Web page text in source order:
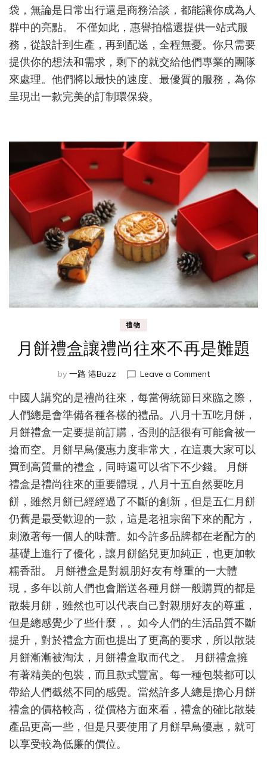
袋
訂
制
服
務
袋，無論是日常出行還是商務洽談，都能讓你成為人
群中的亮點。 不僅如此，惠譽拍檔還提供一站式服
務，從設計到生產，再到配送，全程無憂。你只需要
提供你的想法和需求，剩下的就交給他們專業的團隊
來處理。他們將以最快的速度、最優質的服務，為你
呈現出一款完美的訂制環保袋。
禮物
月餅禮盒讓禮尚往來不再是難題
by 一路 港Buzz Leave a Commenton
餅
禮
讓
禮
尚
往
來
不
再
是
難
題
中國人講究的是禮尚往來，每當傳統節日來臨之際，
人們總是會準備各種各樣的禮品。八月十五吃月餅，
月餅禮盒一定要提前訂購，否則的話很有可能會被一
搶而空。月餅早鳥優惠力度非常大，在這裏大家可以
買到高質量的禮盒，同時還可以省下不少錢。 月餅
禮盒是禮尚往來的重要體現，八月十五自然要吃月
餅，雖然月餅已經經過了不斷的創新，但是五仁月餅
仍舊是最受歡迎的一款，這是老祖宗留下來的配方，
刺激著每一個人的味蕾。如今許多品牌都在老配方的
基礎上進行了優化，讓月餅餡兒更加純正，也更加軟
糯香甜。 月餅禮盒是對親朋好友有尊重的一大體
現，多年以前人們也會贈送各種月餅一般購買的都是
散裝月餅，雖然也可以代表自己對親朋好友的尊重，
但是總感覺少了些什麼，。如今人們的生活品質不斷
提升，對於禮盒方面也提出了更高的要求，所以散裝
月餅漸漸被淘汰，月餅禮盒取而代之。 月餅禮盒擁
有著精美的包裝，而且款式豐富。每一種包裝都可以
帶給人們截然不同的感覺。當然許多人總是擔心月餅
禮盒的價格較高，從價格方面來看，禮盒的確比散裝
產品更高一些，但是只要使用了月餅早鳥優惠，就可
以享受較為低廉的價位。